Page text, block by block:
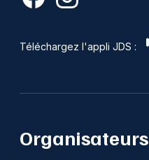
Téléchargez l'appli JDS :
Organisateurs